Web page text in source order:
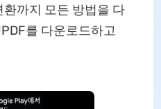
까지 모든 방법을 다
를 다운로드하고
다운로드